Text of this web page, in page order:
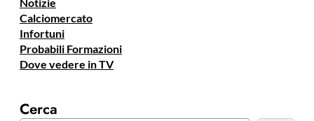
Calciomercato
Infortuni
Probabili Formazioni
Dove vedere in TV
Cerca